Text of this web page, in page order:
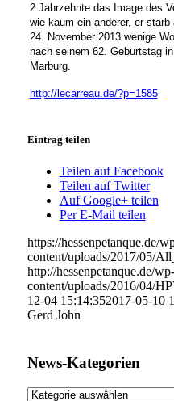
2 Jahrzehnte das Image des
wie kaum ein anderer, er starb
24. November 2013 wenige
nach seinem 62. Geburtstag in
Marburg.
http://lecarreau.de/?p=1585
Eintrag teilen
Teilen auf Facebook
Teilen auf Twitter
Auf Google+ teilen
Per E-Mail teilen
https://hessenpetanque.de/
content/uploads/2017/05/
http://hessenpetanque.de/wp-
content/uploads/2016/04/
12-04 15:14:352017-05-10
Gerd John
News-Kategorien
News-